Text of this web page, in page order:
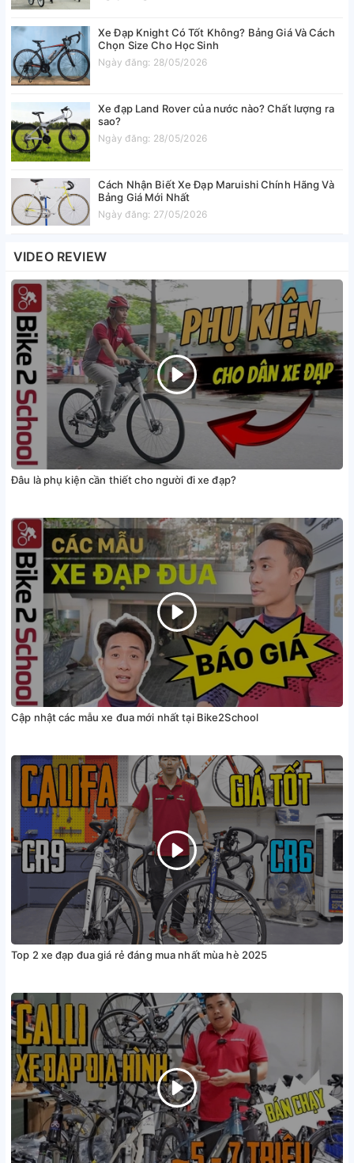
Xe Đạp Knight Có Tốt Không? Bảng Giá Và Cách
Chọn Size Cho Học Sinh
Ngày đăng: 28/05/2026
Xe đạp Land Rover của nước nào? Chất lượng ra
sao?
Ngày đăng: 28/05/2026
Cách Nhận Biết Xe Đạp Maruishi Chính Hãng Và
Bảng Giá Mới Nhất
Ngày đăng: 27/05/2026
VIDEO REVIEW
Đâu là phụ kiện cần thiết cho người đi xe đạp?
Cập nhật các mẫu xe đua mới nhất tại Bike2School
Top 2 xe đạp đua giá rẻ đáng mua nhất mùa hè 2025